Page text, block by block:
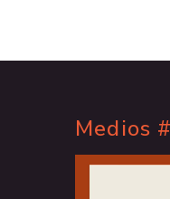
Medios